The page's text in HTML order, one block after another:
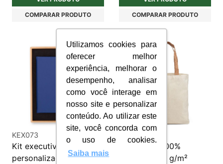
Utilizamos cookies para
oferecer melhor
experiência, melhorar o
desempenho, analisar
como você interage em
nosso site e personalizar
conteúdo. Ao utilizar este
site, você concorda com
o uso de cookies.
Saiba mais
COMPARAR PRODUTO COMPARAR PRODUTO
KEX073
Kit executivo
personalizado de
Sacola em 100%
Algodão 180 g/m²